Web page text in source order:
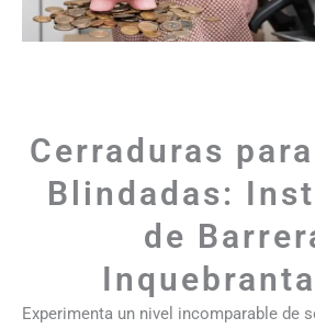
Cerraduras
Blindadas:
de
Experimenta un nivel incomparable de